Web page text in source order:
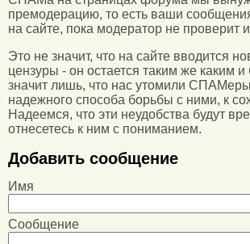
премодерацию, то есть ваши
на сайте, пока модератор не проверит
Это не значит, что на сайте вводится
цензуры - он остается таким же каким
значит лишь, что нас утомили
надежного способа борьбы с ними, к
Надеемся, что эти неудобства будут
отнесетесь к ним с пониманием.
Добавить сообщение
Имя
Сообщение